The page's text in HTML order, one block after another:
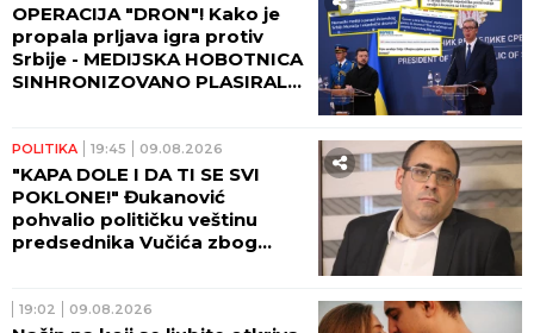
OPERACIJA "DRON"! Kako je
propala prljava igra protiv
Srbije - MEDIJSKA HOBOTNICA
SINHRONIZOVANO PLASIRALA
POLITIKA 19:45 09.08.2026
"KAPA DOLE I DA TI SE SVI
POKLONE!" Đukanović
pohvalio političku veštinu
predsednika Vučića zbog
19:02 09.08.2026